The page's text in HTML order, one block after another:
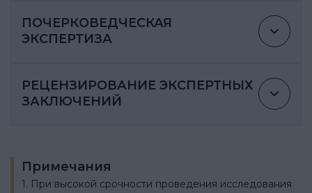
ПОЧЕРКОВЕДЧЕСКАЯ
ЭКСПЕРТИЗА
РЕЦЕНЗИРОВАНИЕ ЭКСПЕРТНЫХ
ЗАКЛЮЧЕНИЙ
Примечания
1. При высокой срочности проведения исследования